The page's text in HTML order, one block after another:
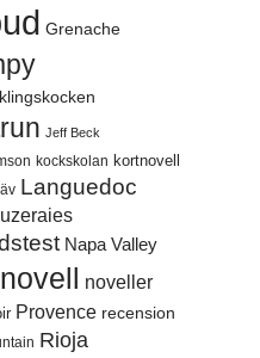
Grenache
Jeff Beck
kockskolan kortnovell
Languedoc
Napa Valley
novell noveller
Provence recension
Rioja